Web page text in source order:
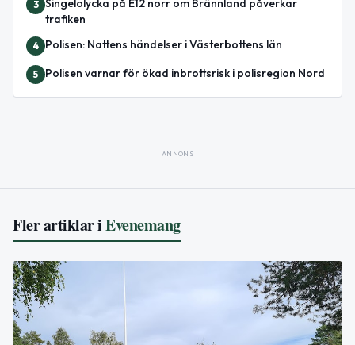
3 Singelolycka på E12 norr om Brännland påverkar
trafiken
4 Polisen: Nattens händelser i Västerbottens län
5 Polisen varnar för ökad inbrottsrisk i polisregion Nord
ANNONS
Fler artiklar iEvenemang